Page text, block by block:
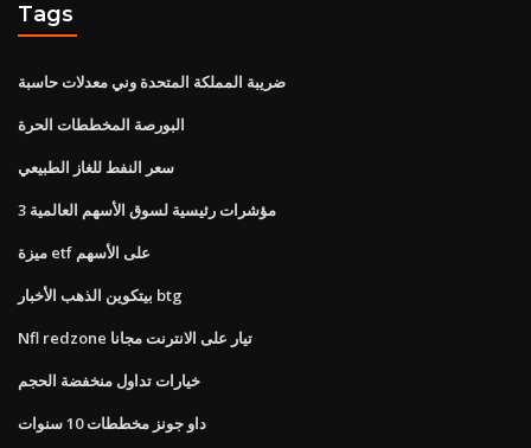
Tags
ضريبة المملكة المتحدة وني معدلات حاسبة
البورصة المخططات الحرة
سعر النفط للغاز الطبيعي
3 مؤشرات رئيسية لسوق الأسهم العالمية
ميزة etf على الأسهم
بيتكوين الذهب الأخبار btg
Nfl redzone تيار على الانترنت مجانا
خيارات تداول منخفضة الحجم
داو جونز مخططات 10 سنوات